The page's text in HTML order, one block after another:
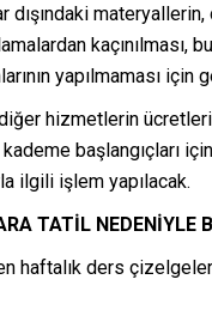
dışındaki
kaçınılması,
yapılmaması için
hizmetlerin
başlangıçları
ilgili işlem yapılacak.
TATİL NEDENİYLE
haftalık ders